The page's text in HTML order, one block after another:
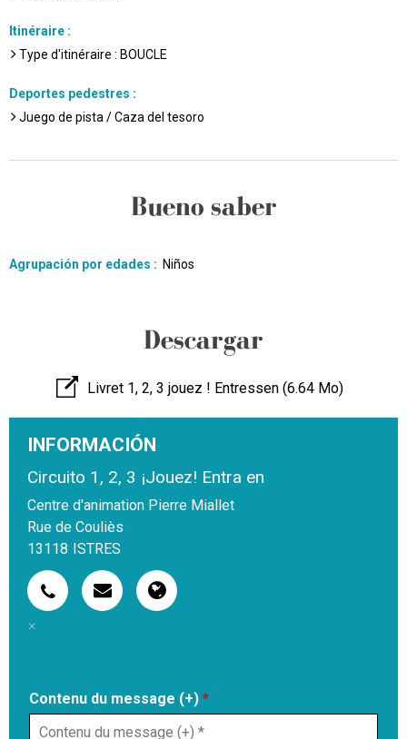
Itinéraire :
Type d'itinéraire : BOUCLE
Deportes pedestres :
Juego de pista / Caza del tesoro
Bueno saber
Agrupación por edades : Niños
Descargar
Livret 1, 2, 3 jouez ! Entressen (6.64 Mo)
INFORMACIÓN
Circuito 1, 2, 3 ¡Jouez! Entra en
Centre d'animation Pierre Miallet
Rue de Couliès
13118 ISTRES
Contenu du message (+) *